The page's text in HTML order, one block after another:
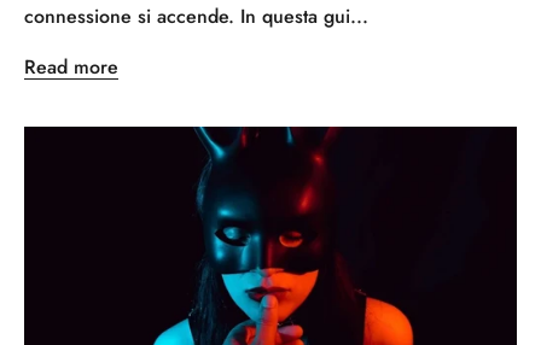
connessione si accende. In questa gui...
Read more